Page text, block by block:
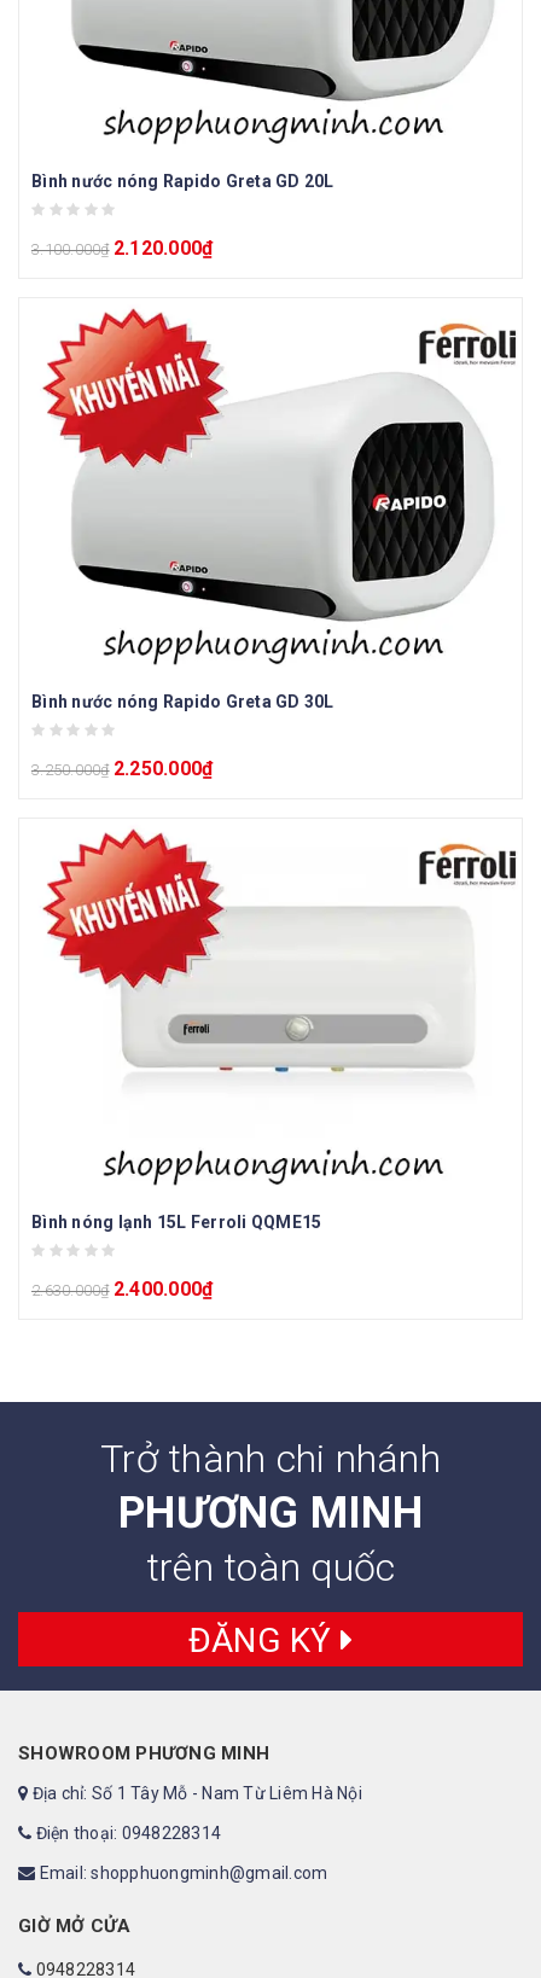
Bình nước nóng Rapido Greta GD 20L
3.100.000₫ 2.120.000₫
Bình nước nóng Rapido Greta GD 30L
3.250.000₫ 2.250.000₫
Bình nóng lạnh 15L Ferroli QQME15
2.630.000₫ 2.400.000₫
Trở thành chi nhánh
PHƯƠNG MINH
trên toàn quốc
ĐĂNG KÝ
SHOWROOM PHƯƠNG MINH
Địa chỉ: Số 1 Tây Mỗ - Nam Từ Liêm Hà Nội
Điện thoại: 0948228314
Email: shopphuongminh@gmail.com
GIỜ MỞ CỬA
0948228314